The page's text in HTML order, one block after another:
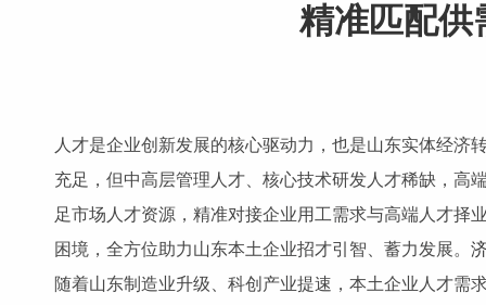
精准匹配供
人才是企业创新发展的核心驱动力，也是山东实体经
充足，但中高层管理人才、核心技术研发人才稀缺，高
足市场人才资源，精准对接企业用工需求与高端人才择
困境，全方位助力山东本土企业招才引智、蓄力发展。
随着山东制造业升级、科创产业提速，本土企业人才需